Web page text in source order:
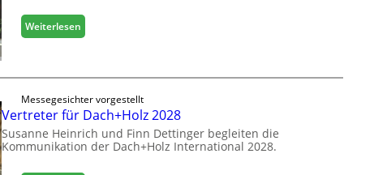
s
i
t
c
h
n
o
g
i
s
Weiterlesen:
E
r
S
t
Messegesichter vorgestellt
Vertreter für Dach+Holz 2028
Susanne Heinrich und Finn Dettinger begleiten die
Kommunikation der Dach+Holz International 2028.